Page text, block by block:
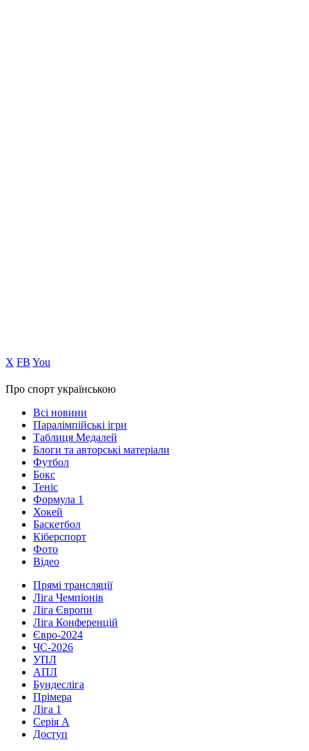
Х FB You
Про спорт українською
Всі новини
Паралімпійські ігри
Таблиця Медалей
Блоги та авторські матеріали
Футбол
Бокс
Теніс
Формула 1
Хокей
Баскетбол
Кіберспорт
Фото
Відео
Прямі трансляції
Ліга Чемпіонів
Ліга Європи
Ліга Конференцій
Євро-2024
ЧС-2026
УПЛ
АПЛ
Бундесліга
Прімера
Ліга 1
Серія А
Доступ